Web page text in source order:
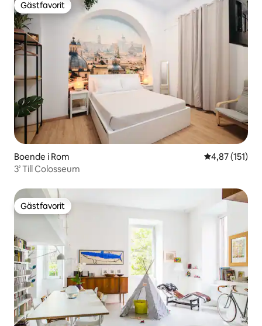
Gästfavorit
Gästfavorit
Boende i Rom 4,87 av 5 i
4,87 (151)
3’ Till Colosseum
Gästfavorit
Gästfavorit